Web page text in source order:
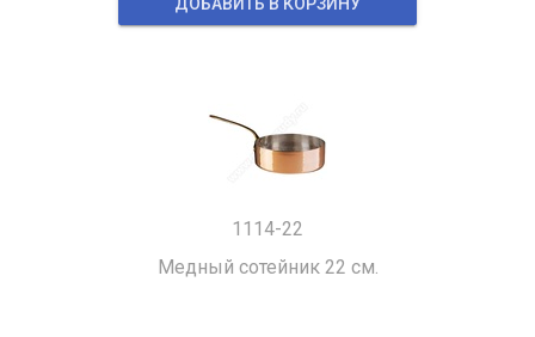
1114-22
Медный сотейник 22 см.